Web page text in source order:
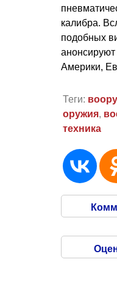
калибра.
подобных
Америки,
Теги:
оружия,
техника